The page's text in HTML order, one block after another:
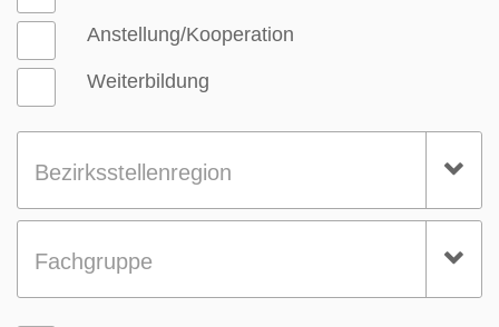
Anstellung/Kooperation
Weiterbildung
Bezirksstellenregion
Fachgruppe